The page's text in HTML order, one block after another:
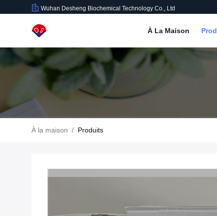
Wuhan Desheng Biochemical Technology Co., Ltd
À La Maison
À la maison / Produits